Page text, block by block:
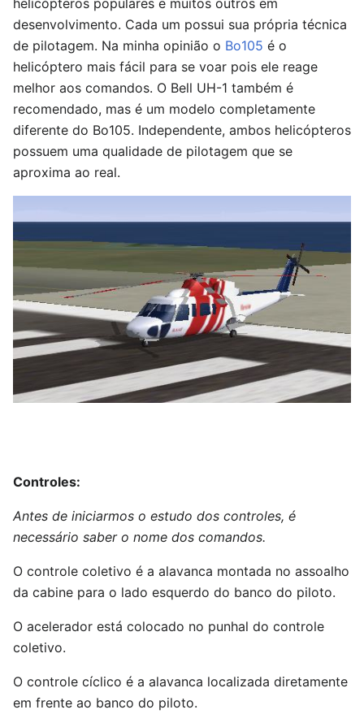
helicópteros populares e muitos outros em
desenvolvimento. Cada um possui sua própria técnica
de pilotagem. Na minha opinião o Bo105 é o
helicóptero mais fácil para se voar pois ele reage
melhor aos comandos. O Bell UH-1 também é
recomendado, mas é um modelo completamente
diferente do Bo105. Independente, ambos helicópteros
possuem uma qualidade de pilotagem que se
aproxima ao real.
Controles:
Antes de iniciarmos o estudo dos controles, é
necessário saber o nome dos comandos.
O controle coletivo é a alavanca montada no assoalho
da cabine para o lado esquerdo do banco do piloto.
O acelerador está colocado no punhal do controle
coletivo.
O controle cíclico é a alavanca localizada diretamente
em frente ao banco do piloto.